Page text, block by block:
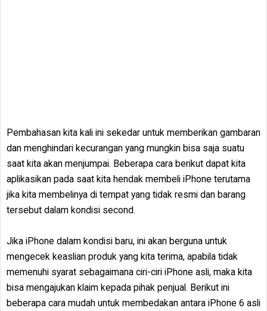
Pembahasan kita kali ini sekedar untuk memberikan gambaran
dan menghindari kecurangan yang mungkin bisa saja suatu
saat kita akan menjumpai. Beberapa cara berikut dapat kita
aplikasikan pada saat kita hendak membeli iPhone terutama
jika kita membelinya di tempat yang tidak resmi dan barang
tersebut dalam kondisi second.
Jika iPhone dalam kondisi baru, ini akan berguna untuk
mengecek keaslian produk yang kita terima, apabila tidak
memenuhi syarat sebagaimana ciri-ciri iPhone asli, maka kita
bisa mengajukan klaim kepada pihak penjual. Berikut ini
beberapa cara mudah untuk membedakan antara iPhone 6 asli